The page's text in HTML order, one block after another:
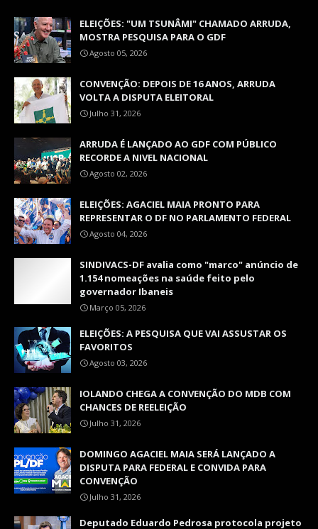
ELEIÇÕES: "UM TSUNÂMI" CHAMADO ARRUDA,
MOSTRA PESQUISA PARA O GDF
Agosto 05, 2026
CONVENÇÃO: DEPOIS DE 16 ANOS, ARRUDA
VOLTA A DISPUTA ELEITORAL
Julho 31, 2026
ARRUDA É LANÇADO AO GDF COM PÚBLICO
RECORDE A NIVEL NACIONAL
Agosto 02, 2026
ELEIÇÕES: AGACIEL MAIA PRONTO PARA
REPRESENTAR O DF NO PARLAMENTO FEDERAL
Agosto 04, 2026
SINDIVACS-DF avalia como "marco" anúncio de
1.154 nomeações na saúde feito pelo
governador Ibaneis
Março 05, 2026
ELEIÇÕES: A PESQUISA QUE VAI ASSUSTAR OS
FAVORITOS
Agosto 03, 2026
IOLANDO CHEGA A CONVENÇÃO DO MDB COM
CHANCES DE REELEIÇÃO
Julho 31, 2026
DOMINGO AGACIEL MAIA SERÁ LANÇADO A
DISPUTA PARA FEDERAL E CONVIDA PARA
CONVENÇÃO
Julho 31, 2026
Deputado Eduardo Pedrosa protocola projeto